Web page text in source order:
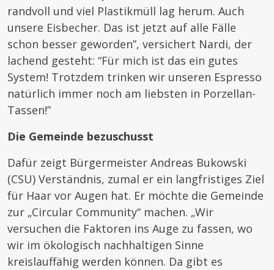
randvoll und viel Plastikmüll lag herum. Auch
unsere Eisbecher. Das ist jetzt auf alle Fälle
schon besser geworden”, versichert Nardi, der
lachend gesteht: “Für mich ist das ein gutes
System! Trotzdem trinken wir unseren Espresso
natürlich immer noch am liebsten in Porzellan-
Tassen!”
Die Gemeinde bezuschusst
Dafür zeigt Bürgermeister Andreas Bukowski
(CSU) Verständnis, zumal er ein langfristiges Ziel
für Haar vor Augen hat. Er möchte die Gemeinde
zur „Circular Community“ machen. „Wir
versuchen die Faktoren ins Auge zu fassen, wo
wir im ökologisch nachhaltigen Sinne
kreislauffähig werden können. Da gibt es